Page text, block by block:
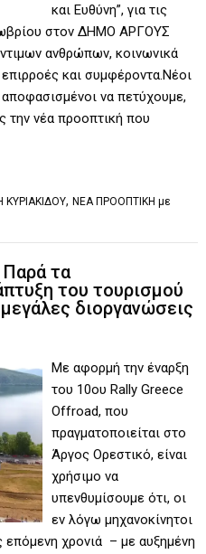
και Ευθύνη”, για τις
στον ΔΗΜΟ ΑΡΓΟΥΣ
ανθρώπων, κοινωνικά
και συμφέροντα.Νέοι
να πετύχουμε,
την νέα προοπτική που
ΚΥΡΙΑΚΙΔΟΥ,ΝΕΑ ΠΡΟΟΠΤΙΚΗ με
Παρά τα
του τουρισμού
διοργανώσεις
Με αφορμή την έναρξη
του 10ου Rally Greece
Offroad, που
πραγματοποιείται στο
Άργος Ορεστικό, είναι
χρήσιμο να
υπενθυμίσουμε ότι, οι
εν λόγω μηχανοκίνητοι
χρονιά – με αυξημένη